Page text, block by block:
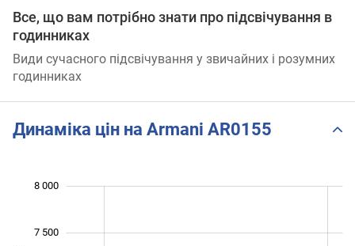
Все, що вам потрібно знати про підсвічування в
годинниках
Види сучасного підсвічування у звичайних і розумних
годинниках
Динаміка цін на Armani AR0155
8 000
7 500